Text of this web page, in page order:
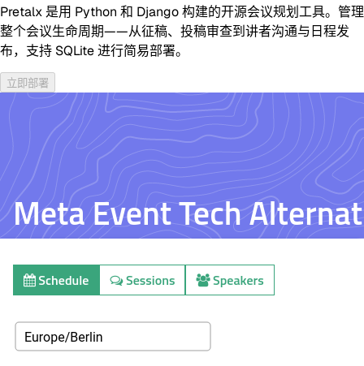
Pretalx 是用 Python 和 Django 构建的开源会议规划工具。管理
整个会议生命周期——从征稿、投稿审查到讲者沟通与日程发
布，支持 SQLite 进行简易部署。
立即部署